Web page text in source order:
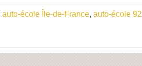
auto-école Île-de-France, auto-école 92